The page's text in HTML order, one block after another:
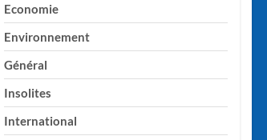
Economie
Environnement
Général
Insolites
International